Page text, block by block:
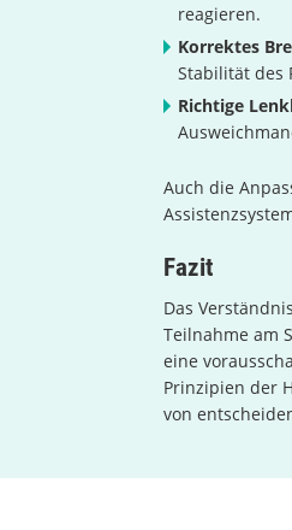
reagieren.
Korrektes
Stabilität des
Richtige
Auch die
Fazit
Das
Teilnahme am
eine
Prinzipien der
von